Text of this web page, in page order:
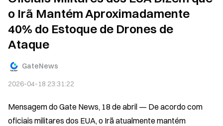
o Irã Mantém Aproximadamente
40% do Estoque de Drones de
Ataque
GateNews
2026-04-18 23:31:22
Mensagem do Gate News, 18 de abril — De acordo com
oficiais militares dos EUA, o Irã atualmente mantém